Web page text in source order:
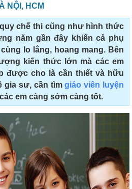
NỘI, HCM
chế thi cũng như hình thức
năm gần đây khiến cả phụ
lo lắng, hoang mang. Bên
kiến thức lớn mà các em
được cho là cần thiết và hữu
gia sư, cần tìmgiáo viên luyện
em càng sớm càng tốt.